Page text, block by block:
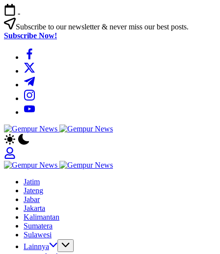
Skip
to
content
-
Subscribe to our newsletter & never miss our best posts.
Subscribe Now!
https://www.facebook.com/
https://twitter.com/
https://t.me/
https://www.instagram.com/
https://youtube.com/
Gempur
Jelajah
Informasi
Dunia
Tanpa
Gempur
Informasi
Dunia
Tanpa
Batas
Jatim
Jateng
Jabar
Jakarta
Kalimantan
Sumatera
Sulawesi
Lainnya